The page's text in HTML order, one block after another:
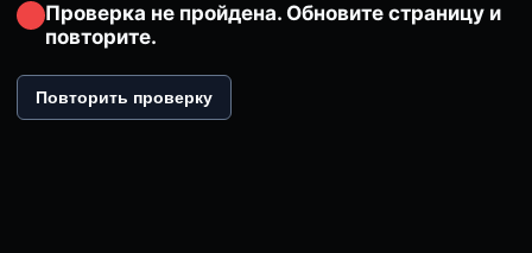
Проверка не пройдена. Обновите страницу и
повторите.
Повторить проверку